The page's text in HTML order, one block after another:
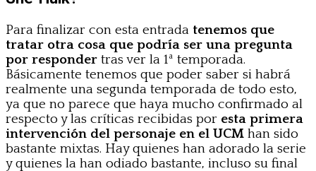
Para finalizar con esta entrada tenemos que
tratar otra cosa que podría ser una pregunta
por responder tras ver la 1ª temporada.
Básicamente tenemos que poder saber si habrá
realmente una segunda temporada de todo esto,
ya que no parece que haya mucho confirmado al
respecto y las críticas recibidas por esta primera
intervención del personaje en el UCM han sido
bastante mixtas. Hay quienes han adorado la serie
y quienes la han odiado bastante, incluso su final